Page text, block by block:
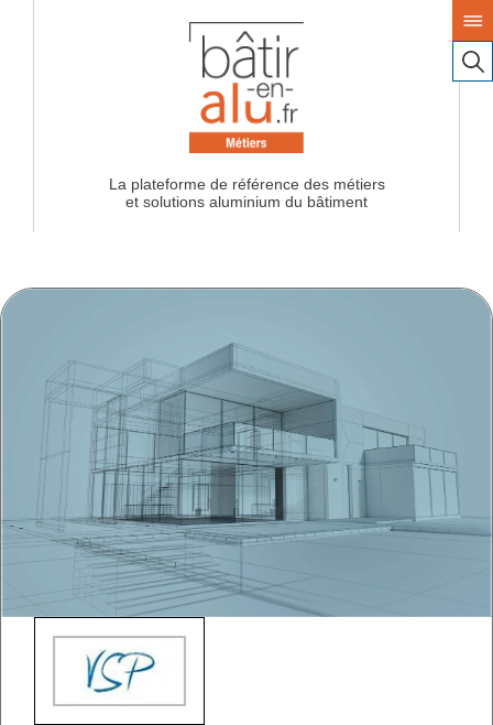
La plateforme de référence des métiers